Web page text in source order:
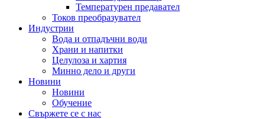
Температурен предавател
Токов преобразувател
Индустрии
Вода и отпадъчни води
Храни и напитки
Целулоза и хартия
Минно дело и други
Новини
Новини
Обучение
Свържете се с нас